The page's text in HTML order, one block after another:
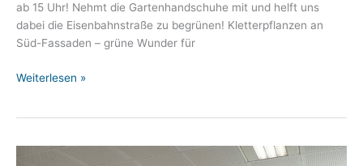
ab 15 Uhr! Nehmt die Gartenhandschuhe mit und helft uns
dabei die Eisenbahnstraße zu begrünen! Kletterpflanzen an
Süd-Fassaden – grüne Wunder für
Mehr
Eisenbahnstraße
Weiterlesen »